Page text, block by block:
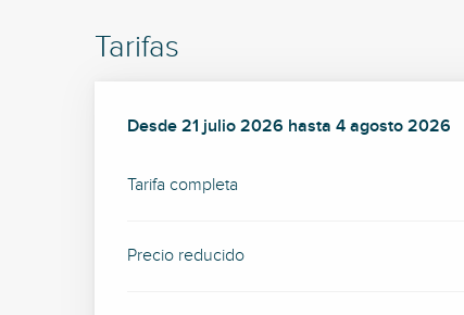
Tarifas
Desde 21 julio 2026 hasta 4 agosto 2026
Desde 21 julio 2026 hasta 4 agosto 2026
Tarifa completa
Precio reducido